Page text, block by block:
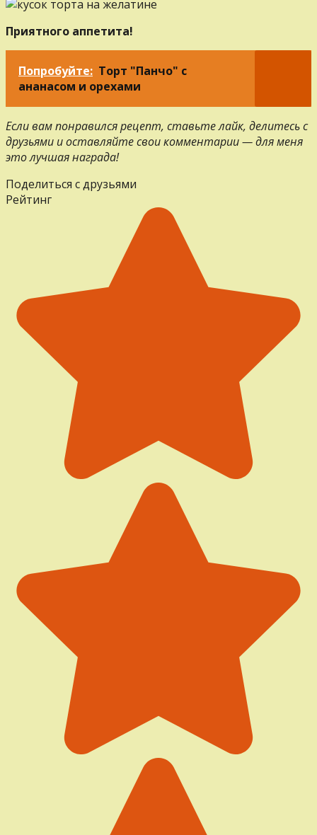
Приятного аппетита!
Попробуйте: Торт "Панчо" с
ананасом и орехами
Если вам понравился рецепт, ставьте лайк, делитесь с
друзьями и оставляйте свои комментарии — для меня
это лучшая награда!
Поделиться с друзьями
Рейтинг